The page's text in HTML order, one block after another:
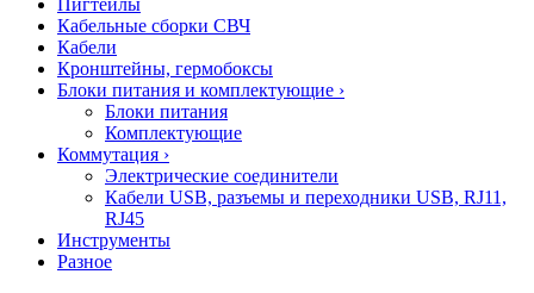
Пигтейлы
Кабельные сборки СВЧ
Кабели
Кронштейны, гермобоксы
Блоки питания и комплектующие ›
Блоки питания
Комплектующие
Коммутация ›
Электрические соединители
Кабели USB, разъемы и переходники USB, RJ11,
RJ45
Инструменты
Разное